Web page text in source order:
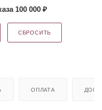
100 000 ₽
СБРОСИТЬ
ОПЛАТА